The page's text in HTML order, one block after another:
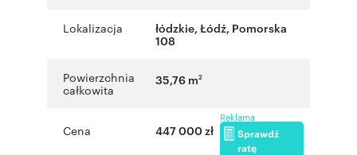
Lokalizacja łódzkie, Łódź, Pomorska
108
Powierzchnia
całkowita
35,76 m2
Cena 447 000 zł
Reklama
Sprawdź
ratę